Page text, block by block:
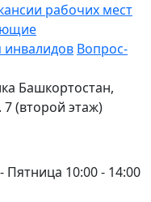
рабочих мест
инвалидов Вопрос-
Башкортостан,
7 (второй этаж)
Пятница 10:00 - 14:00